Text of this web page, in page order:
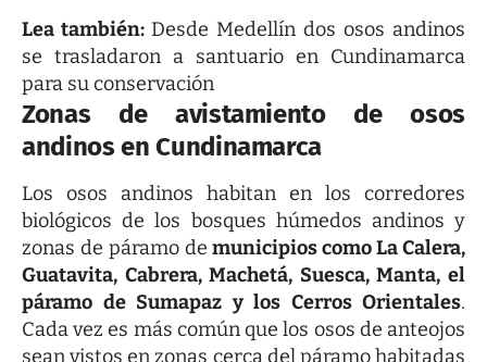
Lea también: Desde Medellín dos osos andinos
se trasladaron a santuario en Cundinamarca
para su conservación
Zonas de avistamiento de osos
andinos en Cundinamarca
Los osos andinos habitan en los corredores
biológicos de los bosques húmedos andinos y
zonas de páramo demunicipios como La Calera,
Guatavita, Cabrera, Machetá, Suesca, Manta, el
páramo de Sumapaz y los Cerros Orientales.
Cada vez es más común que los osos de anteojos
sean vistos en zonas cerca del páramo habitadas